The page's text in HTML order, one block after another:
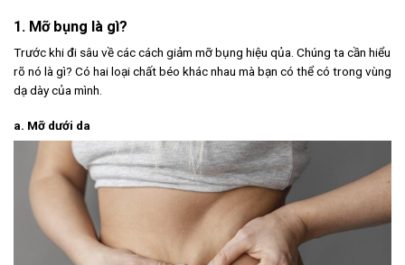
1. Mỡ bụng là gì?
Trước khi đi sâu về các cách giảm mỡ bụng hiệu qủa. Chúng ta cần hiểu
rõ nó là gì? Có hai loại chất béo khác nhau mà bạn có thể có trong vùng
dạ dày của mình.
a. Mỡ dưới da